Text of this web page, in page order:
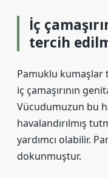
İç
tercih
Pamuklu kumaşlar
iç çamaşırının
Vücudumuzun bu
havalandırılmış
yardımcı olabilir.
dokunmuştur.